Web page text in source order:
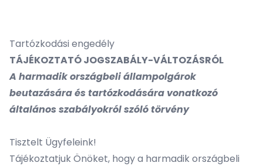
Tartózkodási engedély
TÁJÉKOZTATÓ JOGSZABÁLY-VÁLTOZÁSRÓL
A harmadik országbeli állampolgárok
beutazására és tartózkodására vonatkozó
általános szabályokról szóló törvény
Tisztelt Ügyfeleink!
Tájékoztatjuk Önöket, hogy a harmadik országbeli